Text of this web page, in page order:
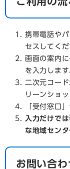
携帯電話や
セスしてくだ
画面の案内
を入力します
二次元コー
リーンショ
「受付窓口
入力だけで
な地域セン
お問い合わ